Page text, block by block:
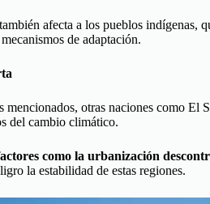
afecta a los pueblos indígenas,
de adaptación.
mencionados, otras naciones como
del cambio climático.
como la urbanización
la estabilidad de estas regiones.